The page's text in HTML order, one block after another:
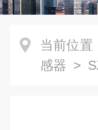
当前位置
感器 >